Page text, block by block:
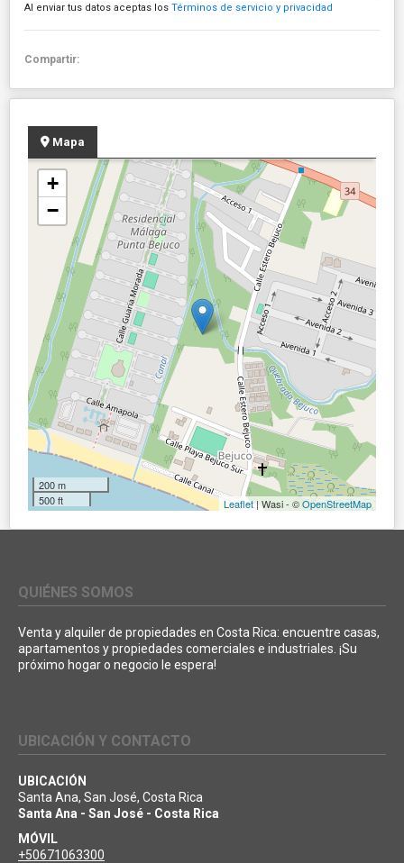
Al enviar tus datos aceptas los Términos de servicio y privacidad
Compartir:
Mapa
+
−
200 m
500 ft
Leaflet| Wasi - ©OpenStreetMap
QUIÉNES SOMOS
Venta y alquiler de propiedades en Costa Rica: encuentre casas,
apartamentos y propiedades comerciales e industriales. ¡Su
próximo hogar o negocio le espera!
UBICACIÓN Y CONTACTO
UBICACIÓN
Santa Ana, San José, Costa Rica
Santa Ana - San José - Costa Rica
MÓVIL
+50671063300